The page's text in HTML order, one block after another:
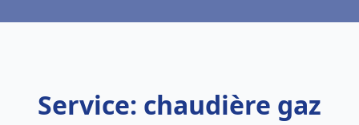
Service: chaudière gaz